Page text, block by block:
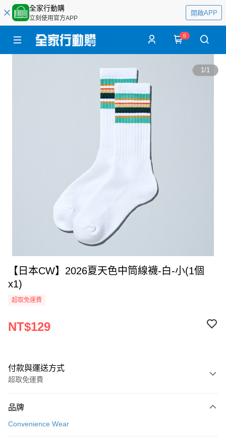
全家行動購
立刻使用官方APP
開啟APP
0
1/1
【日本CW】2026夏天色中筒線襪-白-小(1個
x1)
超取免運費
NT$129
付款與運送方式
超取免運費
全家線上支付
品牌
Convenience Wear